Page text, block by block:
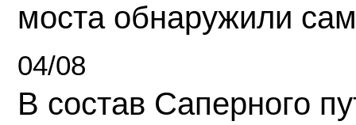
моста обнаружили
04/08
В состав Саперного